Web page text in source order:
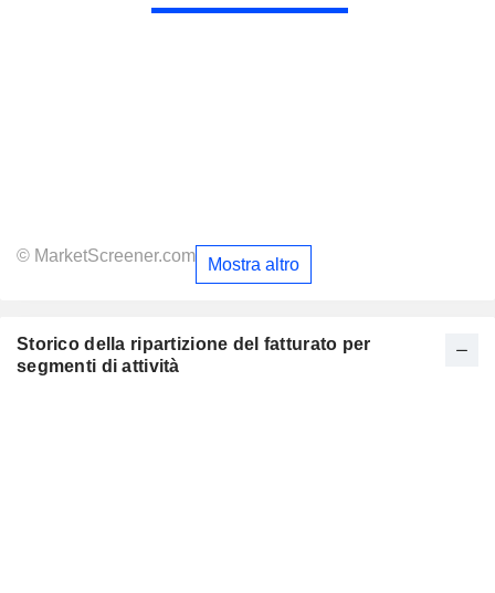
© MarketScreener.com Mostra altro
Storico della ripartizione del fatturato per
segmenti di attività